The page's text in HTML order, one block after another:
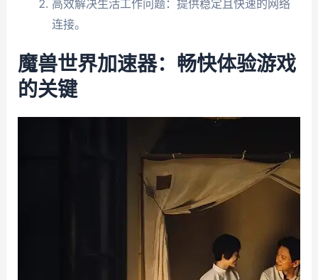
高效解决生活工作问题：提供稳定且快速的网络
连接。
魔兽世界加速器：畅快体验游戏
的关键